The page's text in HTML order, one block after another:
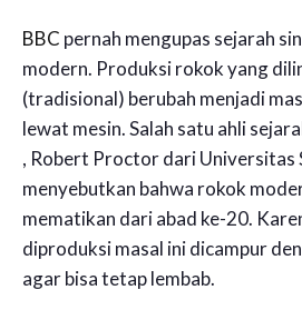
BBC pernah mengupas sejarah
modern. Produksi rokok yang
(tradisional) berubah menjadi
lewat mesin. Salah satu ahli
, Robert Proctor dari Universitas
menyebutkan bahwa rokok
mematikan dari abad ke-20.
diproduksi masal ini dicampur
agar bisa tetap lembab.